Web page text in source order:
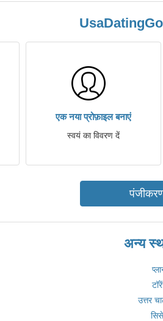
एक नया प्रोफ़ाइल बनाएं
स्वयं का विवरण दें
अन्य
उत्तर